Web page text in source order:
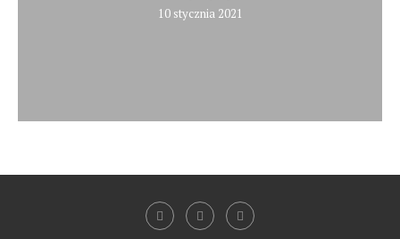
10 stycznia 2021